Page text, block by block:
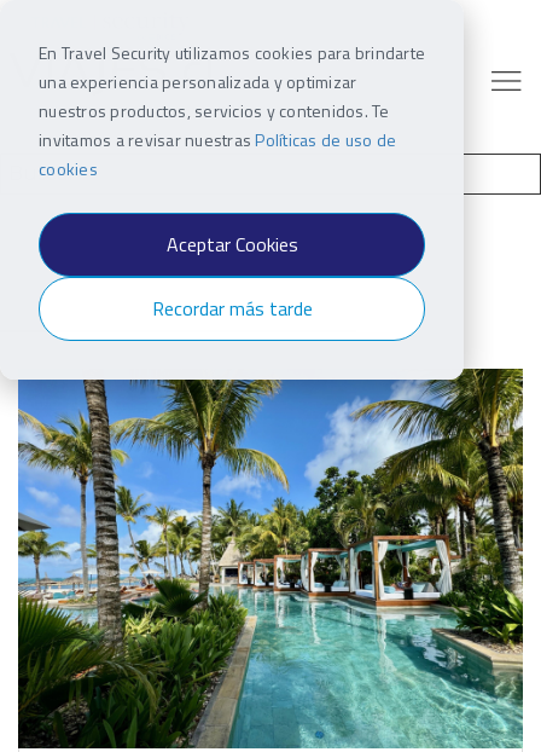
En Travel Security utilizamos cookies para brindarte
una experiencia personalizada y optimizar
nuestros productos, servicios y contenidos. Te
invitamos a revisar nuestrasPolíticas de uso de
cookies
Aceptar Cookies
Recordar más tarde